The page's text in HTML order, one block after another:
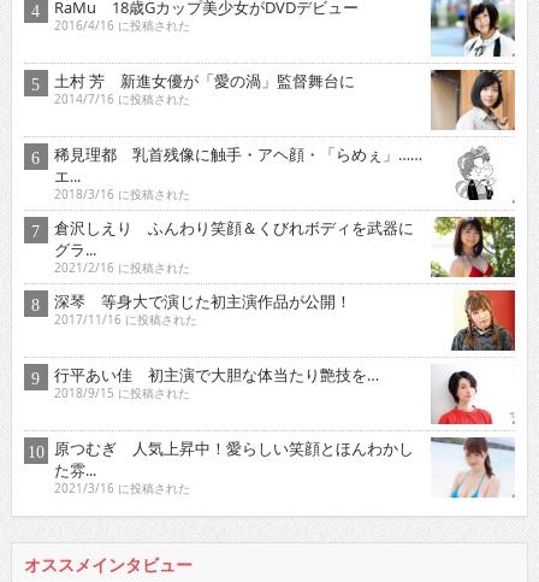
RaMu 18歳Gカップ美少女がDVDデビュー
2016/4/16 に投稿された
土村 芳 新進女優が「愛の渦」監督舞台に
2014/7/16 に投稿された
稀見理都 乳首残像に触手・アヘ顔・「らめぇ」……
エ...
2018/3/16 に投稿された
倉沢しえり ふんわり笑顔＆くびれボディを武器に
グラ...
2021/2/16 に投稿された
深琴 等身大で演じた初主演作品が公開！
2017/11/16 に投稿された
行平あい佳 初主演で大胆な体当たり艶技を…
2018/9/15 に投稿された
原つむぎ 人気上昇中！愛らしい笑顔とほんわかし
た雰...
2021/3/16 に投稿された
オススメインタビュー